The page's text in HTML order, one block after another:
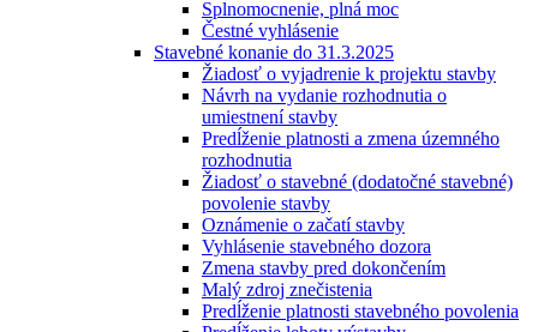
Splnomocnenie, plná moc
Čestné vyhlásenie
Stavebné konanie do 31.3.2025
Žiadosť o vyjadrenie k projektu stavby
Návrh na vydanie rozhodnutia o
umiestnení stavby
Predĺženie platnosti a zmena územného
rozhodnutia
Žiadosť o stavebné (dodatočné stavebné)
povolenie stavby
Oznámenie o začatí stavby
Vyhlásenie stavebného dozora
Zmena stavby pred dokončením
Malý zdroj znečistenia
Predĺženie platnosti stavebného povolenia